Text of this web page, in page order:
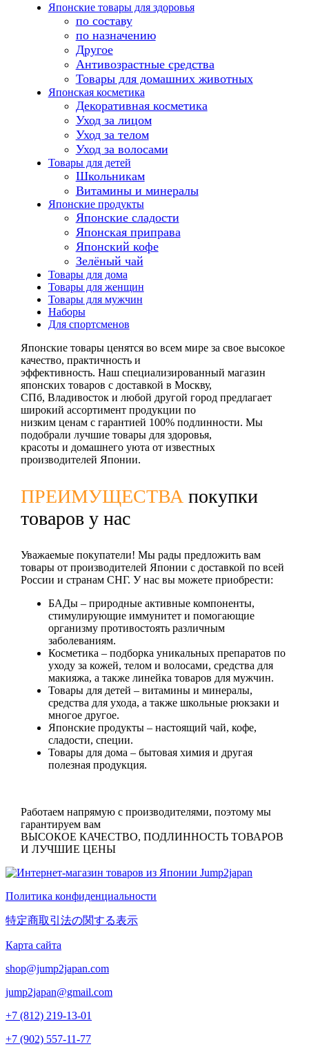
Японские товары для здоровья
по составу
по назначению
Другое
Антивозрастные средства
Товары для домашних животных
Японская косметика
Декоративная косметика
Уход за лицом
Уход за телом
Уход за волосами
Товары для детей
Школьникам
Витамины и минералы
Японские продукты
Японские сладости
Японская приправа
Японский кофе
Зелёный чай
Товары для дома
Товары для женщин
Товары для мужчин
Наборы
Для спортсменов
Японские товары ценятся во всем мире за свое высокое
качество, практичность и
эффективность. Наш специализированный магазин
японских товаров с доставкой в Москву,
СПб, Владивосток и любой другой город предлагает
широкий ассортимент продукции по
низким ценам с гарантией 100% подлинности. Мы
подобрали лучшие товары для здоровья,
красоты и домашнего уюта от известных
производителей Японии.
ПРЕИМУЩЕСТВА покупки
товаров у нас
Уважаемые покупатели! Мы рады предложить вам
товары от производителей Японии с доставкой по всей
России и странам СНГ. У нас вы можете приобрести:
БАДы– природные активные компоненты,
стимулирующие иммунитет и помогающие
организму противостоять различным
заболеваниям.
Косметика – подборка уникальных препаратов по
уходу за кожей, телом и волосами, средства для
макияжа, а также линейка товаров для мужчин.
Товары для детей – витамины и минералы,
средства для ухода, а также школьные рюкзаки и
многое другое.
Японские продукты– настоящий чай, кофе,
сладости, специи.
Товары для дома – бытовая химия и другая
полезная продукция.
Работаем напрямую с производителями, поэтому мы
гарантируем вам
ВЫСОКОЕ КАЧЕСТВО, ПОДЛИННОСТЬ ТОВАРОВ
И ЛУЧШИЕ ЦЕНЫ
Политика конфиденциальности
特定商取引法の関する表示
Карта сайта
shop@jump2japan.com
jump2japan@gmail.com
+7 (812) 219-13-01
+7 (902) 557-11-77